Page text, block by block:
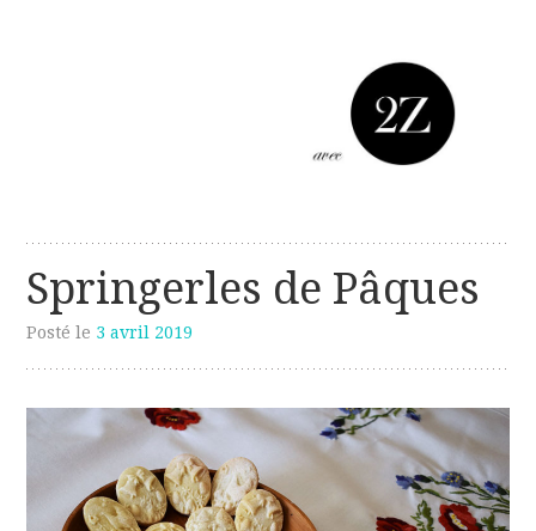
avec deux z
Springerles de Pâques
Posté le 3 avril 2019